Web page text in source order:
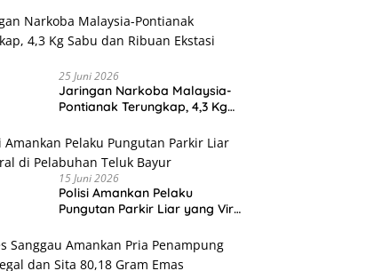
Makanan
25 Juni 2026
Jaringan Narkoba Malaysia-
Pontianak Terungkap, 4,3 Kg
15 Juni 2026
Polisi Amankan Pelaku
Pungutan Parkir Liar yang Viral